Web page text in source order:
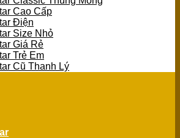
Cao Cấp
Điện
Size Nhỏ
Giá Rẻ
Trẻ Em
Cũ Thanh Lý